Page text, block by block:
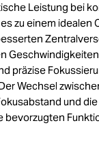
Leistung bei
zu einem idealen
präzise
Wechsel
und
bevorzugten